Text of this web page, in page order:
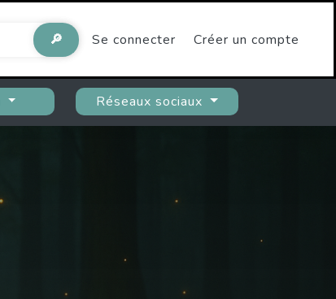
🔎 Se connecter Créer un compte
Réseaux sociaux